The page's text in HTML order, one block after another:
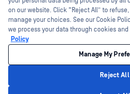
©2026 OPSWAT . جميع الحقوق محفوظة. OPSWAT و MetaDefender و Metascan و
MetaAccess OPSWAT و Trust no File. Trust No Device. و OPSWAT و Protecting the
ملفات تعريف الارتباط
on our website. Click “Reject All” to
manage your choices. See our Cookie
we process your data through cookies
Policy
Manage My
Reject All